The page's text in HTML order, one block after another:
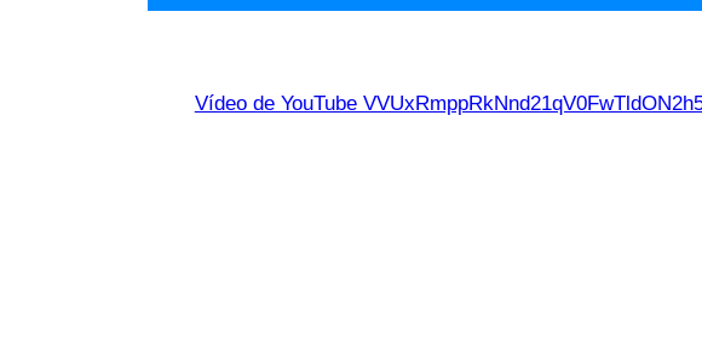
Vídeo de YouTube